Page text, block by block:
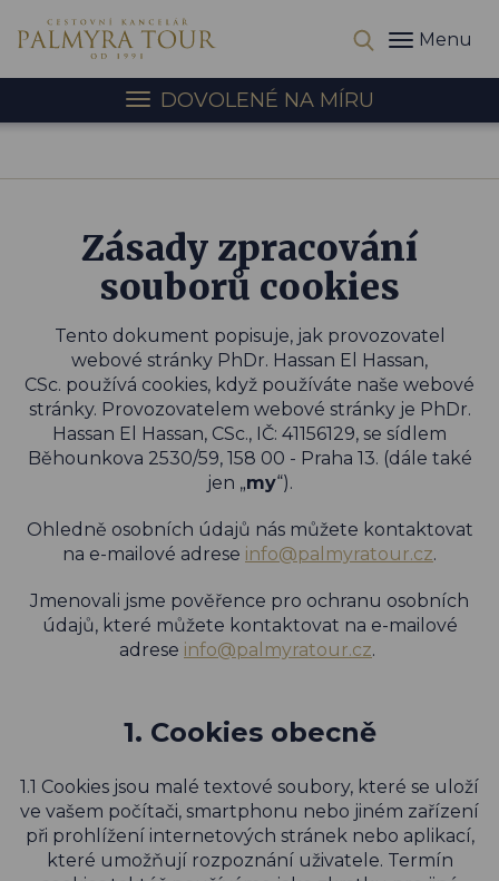
Menu
DOVOLENÉ NA MÍRU
Zásady zpracování
souborů cookies
Tento dokument popisuje, jak provozovatel
webové stránky PhDr. Hassan El Hassan,
CSc. používá cookies, když používáte naše webové
stránky. Provozovatelem webové stránky je PhDr.
Hassan El Hassan, CSc., IČ: 41156129, se sídlem
Běhounkova 2530/59, 158 00 - Praha 13. (dále také
jen „my“).
Ohledně osobních údajů nás můžete kontaktovat
na e-mailové adrese info@palmyratour.cz.
Jmenovali jsme pověřence pro ochranu osobních
údajů, které můžete kontaktovat na e-mailové
adrese info@palmyratour.cz.
1. Cookies obecně
1.1 Cookies jsou malé textové soubory, které se uloží
ve vašem počítači, smartphonu nebo jiném zařízení
při prohlížení internetových stránek nebo aplikací,
které umožňují rozpoznání uživatele. Termín